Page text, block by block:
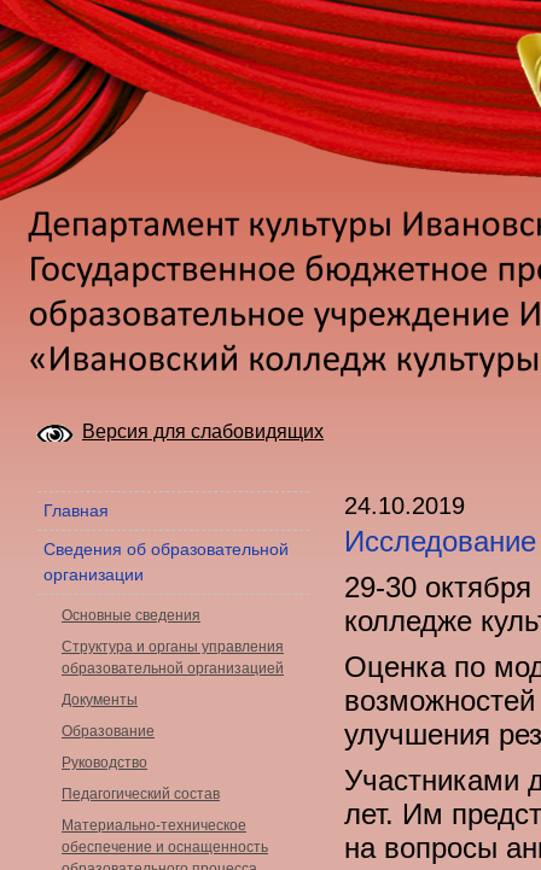
Версия для слабовидящих
Главная
Сведения об образовательной
организации
Основные сведения
Структура и органы управления
образовательной организацией
Документы
Образование
Руководство
Педагогический состав
Материально-техническое
обеспечение и оснащенность
24.10.2019
29-30
колледже
Оценка по
улучшения
Участниками
лет. Им
на вопросы